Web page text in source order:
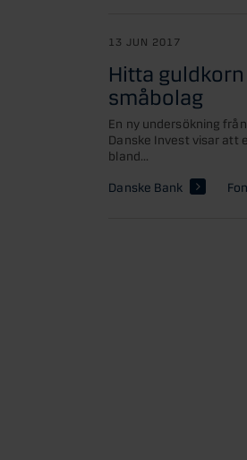
13 JUN 2017
Hitta
småbolag
En ny undersökning
Danske Invest visar att
bland...
Danske Bank